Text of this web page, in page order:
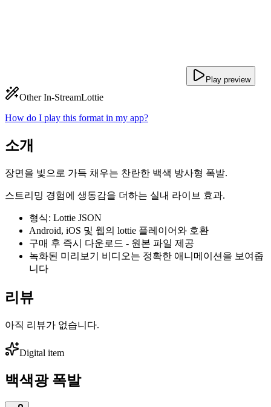
Play preview
Other In-StreamLottie
How do I play this format in my app?
소개
장면을 빛으로 가득 채우는 찬란한 백색 방사형 폭발.
스트리밍 경험에 생동감을 더하는 실내 라이브 효과.
형식: Lottie JSON
Android, iOS 및 웹의 lottie 플레이어와 호환
구매 후 즉시 다운로드 - 원본 파일 제공
녹화된 미리보기 비디오는 정확한 애니메이션을 보여줍
니다
리뷰
아직 리뷰가 없습니다.
Digital item
백색광 폭발